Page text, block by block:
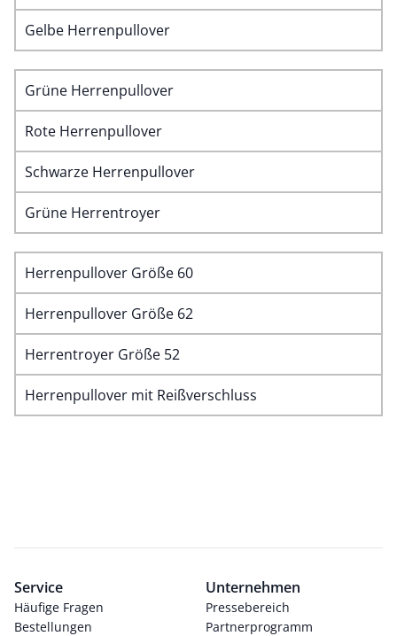
Gelbe Herrenpullover
Grüne Herrenpullover
Rote Herrenpullover
Schwarze Herrenpullover
Grüne Herrentroyer
Herrenpullover Größe 60
Herrenpullover Größe 62
Herrentroyer Größe 52
Herrenpullover mit Reißverschluss
Service
Häufige Fragen
Bestellungen
Unternehmen
Pressebereich
Partnerprogramm